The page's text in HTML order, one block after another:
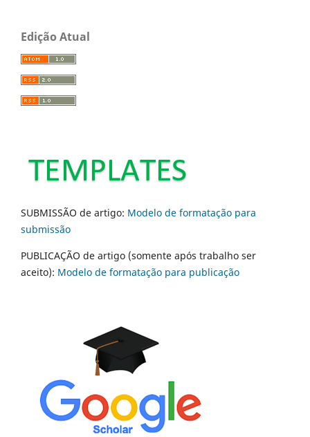
Edição Atual
SUBMISSÃO de artigo: Modelo de formatação para
submissão
PUBLICAÇÃO de artigo (somente após trabalho ser
aceito): Modelo de formatação para publicação